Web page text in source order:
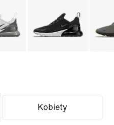
Kobiety